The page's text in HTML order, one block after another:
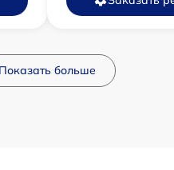
Показать больше